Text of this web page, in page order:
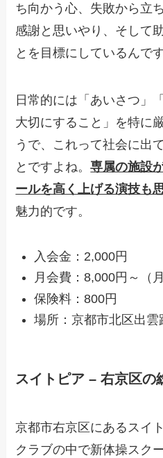
ち向かう心、失敗から立
感謝と思いやり、そして
とを目標にしているんで
日常的には「あいさつ」
大切にすること」を特に
うで、これって社会に出
とですよね。専属の施設
ールを高く上げる演技も
魅力的です。
入会金：2,000円
月会費：8,000円～（
保険料：800円
場所：京都市北区出
スイトピア – 右京区の
京都市右京区にあるスイ
クラブの中で新体操スク